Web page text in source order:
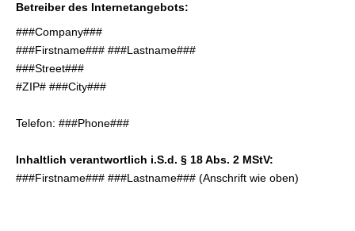
Betreiber des Internetangebots:
###Company###
###Firstname### ###Lastname###
###Street###
#ZIP# ###City###
Telefon: ###Phone###
Inhaltlich verantwortlich i.S.d. § 18 Abs. 2 MStV:
###Firstname### ###Lastname### (Anschrift wie oben)